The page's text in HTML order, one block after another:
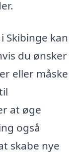
Skibinge kan
du ønsker
eller måske
at øge
også
skabe nye